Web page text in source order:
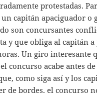
protestadas.
capitán apaciguador o
son concursantes
y que obliga al capitán a
Un giro interesante
concurso acabe antes
como siga así y los
de bordes, el concurso